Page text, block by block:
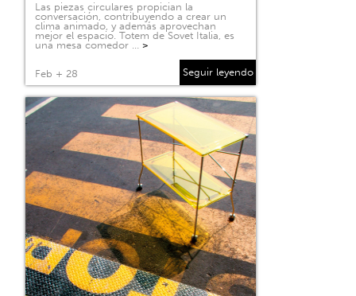
Las piezas circulares propician la
conversación, contribuyendo a crear un
clima animado, y además aprovechan
mejor el espacio. Totem de Sovet Italia, es
una mesa comedor … >
Feb + 28 Seguir leyendo